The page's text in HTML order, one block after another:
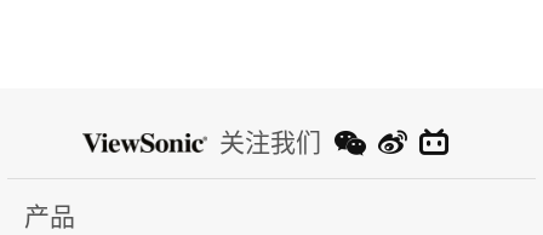
关注我们
产品